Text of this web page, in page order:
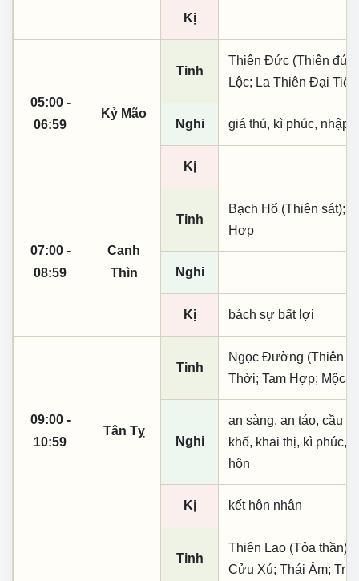
Kị
05:00 -
06:59
Kỷ Mão
Tinh
Thiên Đức (Thiên
Lộc; La Thiên Đại
Nghi giá thú, kì phúc, nhập
Kị
07:00 -
08:59
Canh
Thìn
Tinh
Bạch Hổ (Thiên sát);
Hợp
Nghi
Kị bách sự bất lợi
09:00 -
10:59
Tân Tỵ
Tinh
Ngọc Đường (Thiên
Thời; Tam Hợp; Mộc
Nghi
an sàng, an táo, cầu
khố, khai thị, kì phúc,
hôn
Kị kết hôn nhân
Tinh
Thiên Lao (Tỏa thần);
Cửu Xú; Thái Âm;